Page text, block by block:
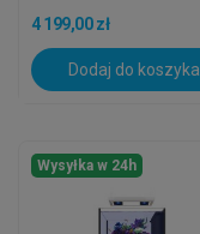
4 199,00 zł
Dodaj do koszyka
Wysyłka w 24h